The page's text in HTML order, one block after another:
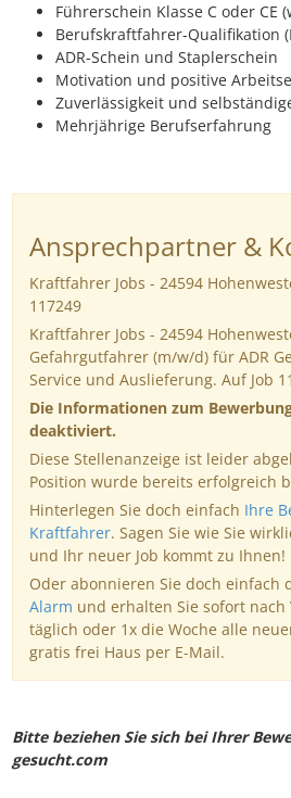
Führerschein Klasse C oder CE
Berufskraftfahrer-Qualifikation
ADR-Schein und Staplerschein
Motivation und positive
Zuverlässigkeit und
Mehrjährige Berufserfahrung
Ansprechpartner &
Kraftfahrer Jobs - 24594
117249
Kraftfahrer Jobs - 24594
Gefahrgutfahrer (m/w/d) für ADR
Service und Auslieferung. Auf Job
Die Informationen zum
deaktiviert.
Diese Stellenanzeige ist leider
Position wurde bereits erfolgreich
Hinterlegen Sie doch einfach Ihre
Kraftfahrer. Sagen Sie wie Sie
und Ihr neuer Job kommt zu Ihnen!
Oder abonnieren Sie doch einfach
Alarm und erhalten Sie sofort
täglich oder 1x die Woche alle
gratis frei Haus per E-Mail.
Bitte beziehen Sie sich bei Ihrer
gesucht.com